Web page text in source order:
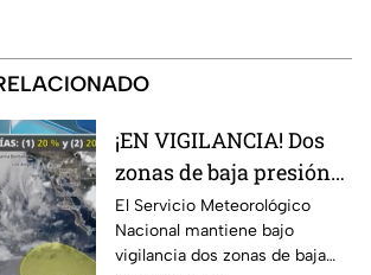
¡EN VIGILANCIA! Dos
zonas de baja presión
podrían convertirse en
ciclones; ¿se acercan a
México?
El Servicio Meteorológico
Nacional mantiene bajo
vigilancia dos zonas de baja